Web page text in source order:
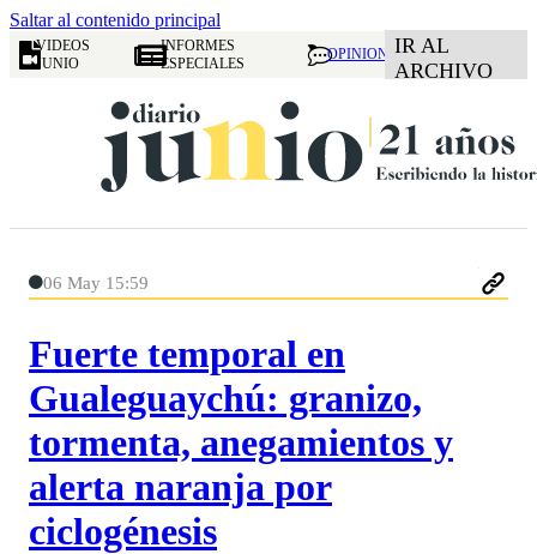
Saltar al contenido principal
VIDEOS
JUNIO
INFORMES
ESPECIALES
OPINION IR AL
ARCHIVO
06 May 15:59
Fuerte temporal en
Gualeguaychú: granizo,
tormenta, anegamientos y
alerta naranja por
ciclogénesis